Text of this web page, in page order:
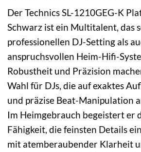
Der Technics SL-1210GEG-K
Schwarz ist ein Multitalent, das
professionellen DJ-Setting als
anspruchsvollen Heim-Hifi-
Robustheit und Präzision
Wahl für DJs, die auf exaktes
und präzise Beat-Manipulation
Im Heimgebrauch begeistert er
Fähigkeit, die feinsten Details
mit atemberaubender Klarheit